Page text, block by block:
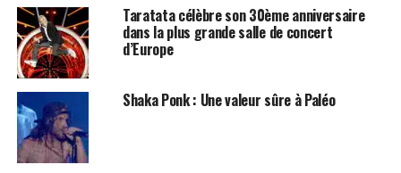
SUJETS ASSOCIÉS: MAT BASTARD
SHAKA PONK
SKIP THE USE
Taratata célèbre son 30ème anniversaire
dans la plus grande salle de concert
d’Europe
Shaka Ponk : Une valeur sûre à Paléo